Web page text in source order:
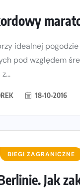
idealnej
pod względem
18-10-2016
BIEGI ZAGRANICZNE
Jak